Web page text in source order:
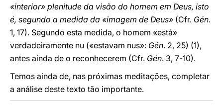
«interior» plenitude da visão do homem em Deus, isto
é, segundo a medida da «imagem de Deus» (Cfr. Gén.
1, 17). Segundo esta medida, o homem «está»
verdadeiramente nu («estavam nus»: Gén. 2, 25) (1),
antes ainda de o reconhecerem (Cfr. Gén. 3, 7-10).
Temos ainda de, nas próximas meditações, completar
a análise deste texto tão importante.